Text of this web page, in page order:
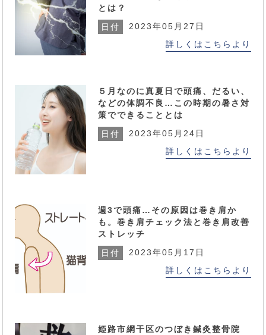
とは？
日付
2023年05月27日
詳しくはこちらより
５月なのに真夏日で頭痛、だるい、
などの体調不良…この時期の暑さ対
策でできることとは
日付
2023年05月24日
詳しくはこちらより
週3で頭痛…その原因は巻き肩か
も。巻き肩チェック法と巻き肩改善
ストレッチ
日付
2023年05月17日
詳しくはこちらより
姫路市網干区のつぼき鍼灸整骨院